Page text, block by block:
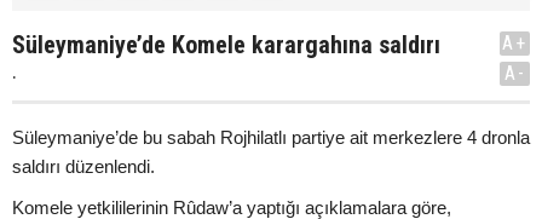
Süleymaniye’de Komele karargahına saldırı
.
A+
A-
Süleymaniye’de bu sabah Rojhilatlı partiye ait merkezlere 4 dronla
saldırı düzenlendi.
Komele yetkililerinin Rûdaw’a yaptığı açıklamalara göre,